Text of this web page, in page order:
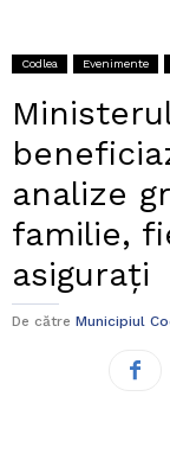
Codlea Evenimente
analize
familie,
asiguraţi
De către Municipiul